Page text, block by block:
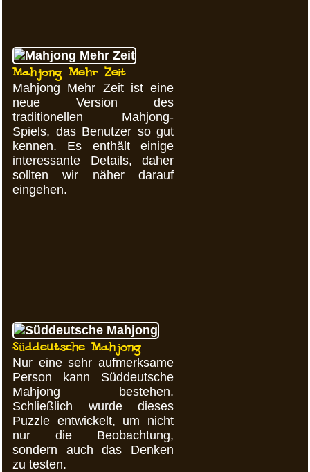
Mahjong Mehr Zeit
Mahjong Mehr Zeit ist eine
neue Version des
traditionellen Mahjong-
Spiels, das Benutzer so gut
kennen. Es enthält einige
interessante Details, daher
sollten wir näher darauf
eingehen.
Süddeutsche Mahjong
Nur eine sehr aufmerksame
Person kann Süddeutsche
Mahjong bestehen.
Schließlich wurde dieses
Puzzle entwickelt, um nicht
nur die Beobachtung,
sondern auch das Denken
zu testen.